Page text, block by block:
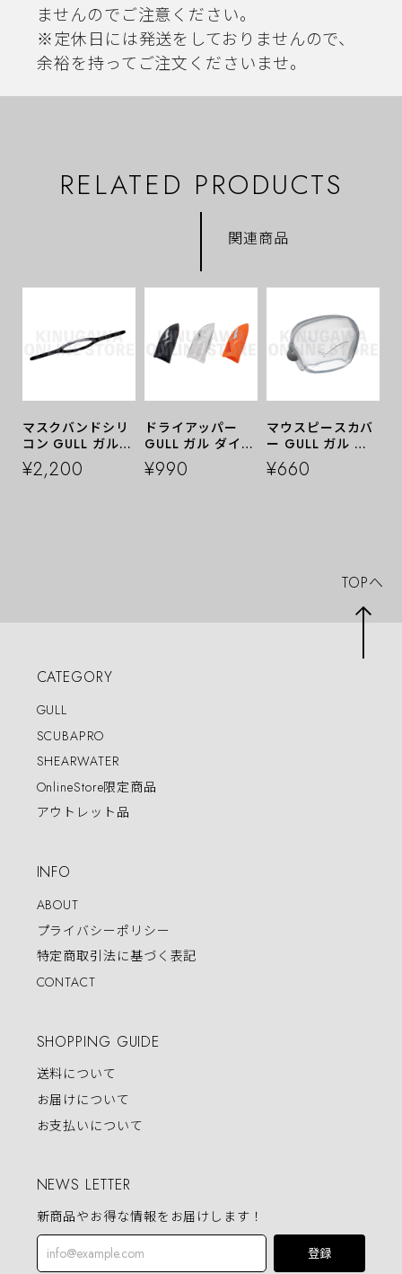
ませんのでご注意ください。
※定休日には発送をしておりませんので、
余裕を持ってご注文くださいませ。
RELATED PRODUCTS
関連商品
マスクバンドシリ
コン GULL ガル
ダイビングパーツ
¥2,200
ドライアッパー
GULL ガル ダイビ
ングパーツ
¥990
マウスピースカバ
ー GULL ガル ダ
イビングパーツ
¥660
CATEGORY
GULL
SCUBAPRO
SHEARWATER
OnlineStore限定商品
アウトレット品
INFO
ABOUT
プライバシーポリシー
特定商取引法に基づく表記
CONTACT
SHOPPING GUIDE
送料について
お届けについて
お支払いについて
NEWS LETTER
新商品やお得な情報をお届けします！
登録
TOPへ